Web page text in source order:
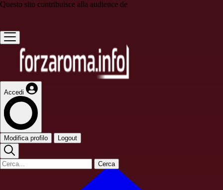
Questo sito contribuisce alla audience de
Accedi
Modifica profilo Logout
Cerca